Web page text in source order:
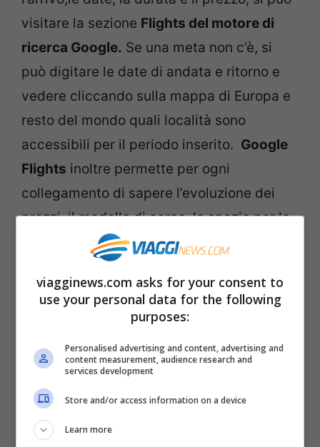
visitare la sezione Flights del motore di
ricerca Google. Se una meta non c’è, si
può digitare le date di andata e ritorno e
vedere cliccando sulla mappa di Europa e
resto del mondo quali località sono
accessibili per il periodo inserito. Google
Flights inoltre permette per ogni
collegamento di sapere l’evoluzione dei
prezzi, il modello di aereo, lo spazio per le
gambe e la presenza di connessione
Routhappy invece assegna un sistema di
(l’aereo, i sedili, la configurazione interna,
Wi-Fi, il cibo, le prese elettriche) e ti viene
detto se è meglio prendere un volo
viagginews.com asks for your consent to
use your personal data for the following
purposes:
Personalised advertising and content, advertising and
content measurement, audience research and
services development
Store and/or access information on a device
Learn more